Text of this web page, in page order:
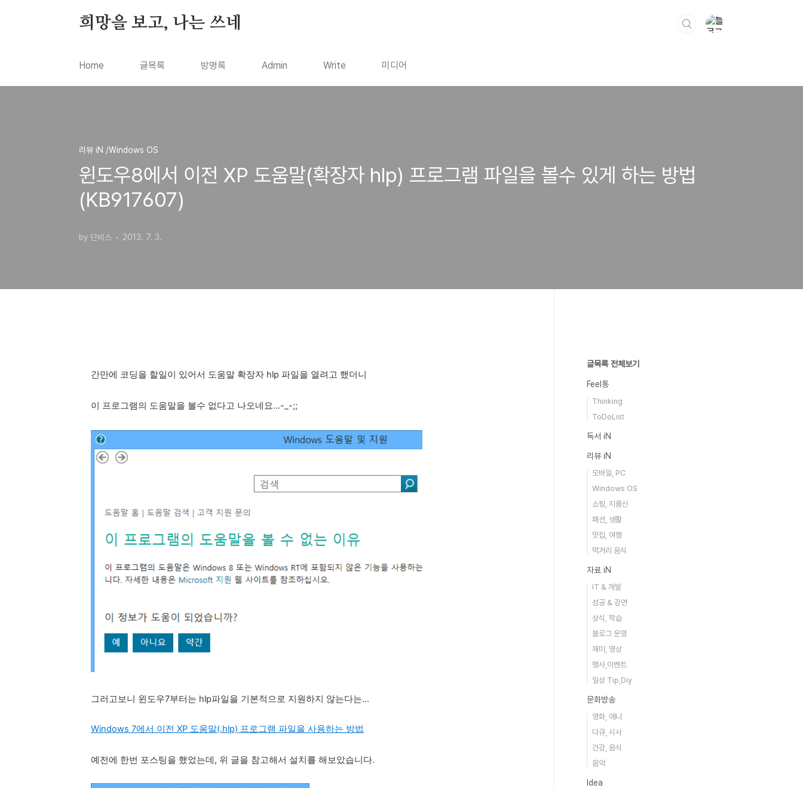
희망을 보고, 나는 쓰네
Home 글목록 방명록 Admin Write 미디어
리뷰 iN /Windows OS
윈도우8에서 이전 XP 도움말(확장자 hlp) 프로그램 파일을 볼수 있게 하는 방법
(KB917607)
by 단비스 2013. 7. 3.
간만에 코딩을 할일이 있어서 도움말 확장자 hlp 파일을 열려고 했더니
이 프로그램의 도움말을 볼수 없다고 나오네요...-_-;;
그러고보니 윈도우7부터는 hlp파일을 기본적으로 지원하지 않는다는...
Windows 7에서 이전 XP 도움말(.hlp) 프로그램 파일을 사용하는 방법
예전에 한번 포스팅을 했었는데, 위 글을 참고해서 설치를 해보았습니다.
글목록 전체보기
Feel통
Thinking
ToDoList
독서 iN
리뷰 iN
모바일, PC
Windows OS
쇼핑, 지름신
패션, 생활
맛집, 여행
먹거리 음식
자료 iN
IT & 개발
성공 & 강연
상식, 학습
블로그 운영
재미, 영상
행사,이벤트
일상 Tip,Diy
문화방송
영화, 애니
다큐, 시사
건강, 음식
음악
Idea